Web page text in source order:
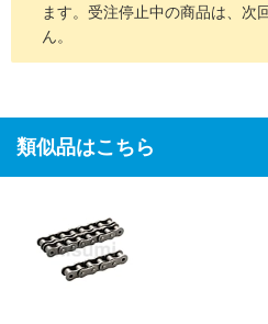
ます。受注停止中の商品は、次
ん。
類似品はこちら